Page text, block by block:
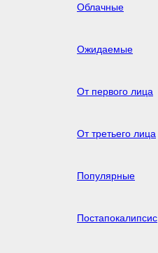
Облачные
Ожидаемые
От первого лица
От третьего лица
Популярные
Постапокалипсис